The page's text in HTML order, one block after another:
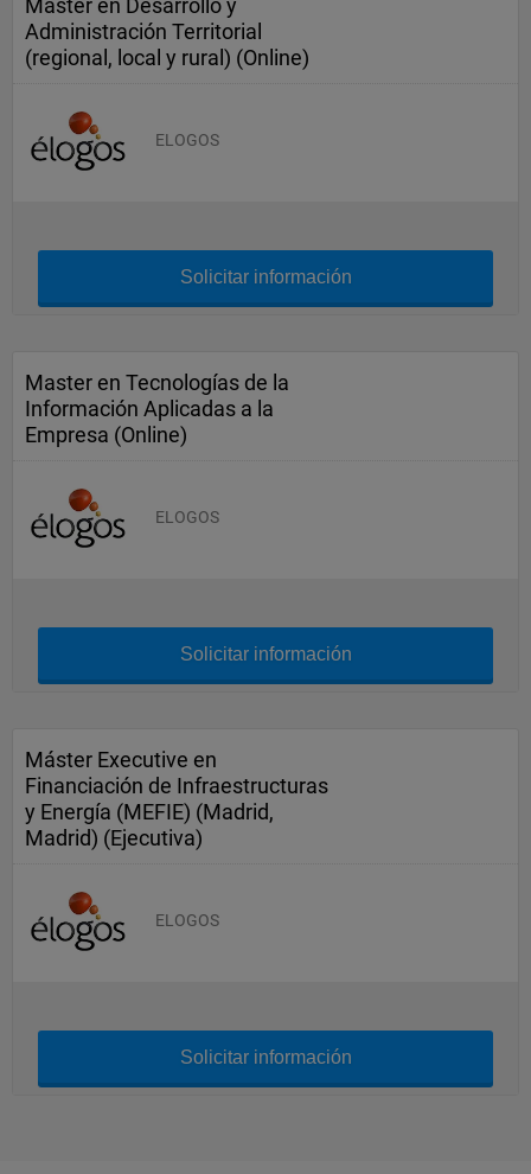
Master en Desarrollo y
Administración Territorial
(regional, local y rural) (Online)
ELOGOS
Solicitar información
Master en Tecnologías de la
Información Aplicadas a la
Empresa (Online)
ELOGOS
Solicitar información
Máster Executive en
Financiación de Infraestructuras
y Energía (MEFIE) (Madrid,
Madrid) (Ejecutiva)
ELOGOS
Solicitar información